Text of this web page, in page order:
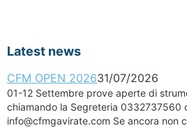
Latest news
CFM OPEN 202631/07/2026
01-12 Settembre prove aperte di
chiamando la Segreteria 0332737560
info@cfmgavirate.com Se ancora non